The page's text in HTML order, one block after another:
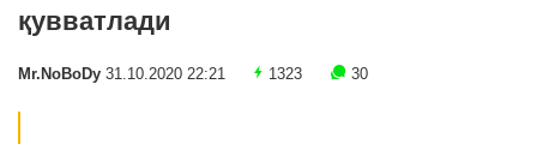
қувватлади
Mr.NoBoDy 31.10.2020 22:21 1323 30